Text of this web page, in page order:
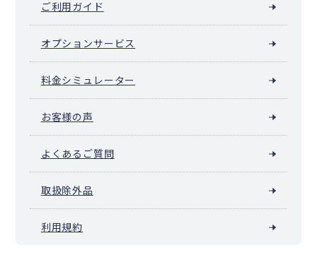
ご利用ガイド
オプションサービス
料金シミュレーター
お客様の声
よくあるご質問
取扱除外品
利用規約